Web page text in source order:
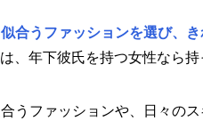
合うファッションを選び、
は、年下彼氏を持つ女性なら持
うファッションや、日々の